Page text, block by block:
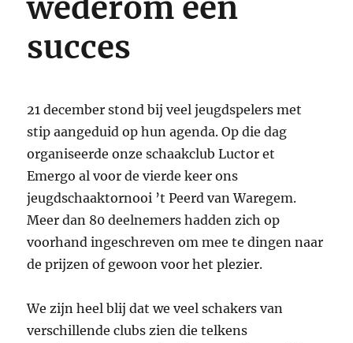
wederom een
succes
21 december stond bij veel jeugdspelers met
stip aangeduid op hun agenda. Op die dag
organiseerde onze schaakclub Luctor et
Emergo al voor de vierde keer ons
jeugdschaaktornooi ’t Peerd van Waregem.
Meer dan 80 deelnemers hadden zich op
voorhand ingeschreven om mee te dingen naar
de prijzen of gewoon voor het plezier.
We zijn heel blij dat we veel schakers van
verschillende clubs zien die telkens